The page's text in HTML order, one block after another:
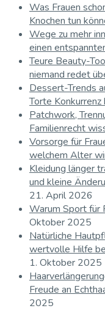
Was Frauen
Knochen tun
Wege zu mehr
einen
Teure Beauty-
niemand redet
Dessert-Trends
Torte
Patchwork,
Familienrecht
Vorsorge für
welchem Alter
Kleidung länger
und kleine
21. April 2026
Warum Sport für
Oktober 2025
Natürliche
wertvolle Hilfe
1. Oktober 2025
Freude an
2025